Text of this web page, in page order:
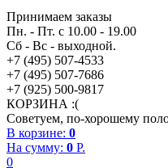
Принимаем заказы
Пн. - Пт. с 10.00 - 19.00
Сб - Вс - выходной.
+7 (495) 507-4533
+7 (495) 507-7686
+7 (925) 500-9817
КОРЗИНА :(
Советуем, по-хорошему
В корзине: 0
На сумму: 0 P.
0